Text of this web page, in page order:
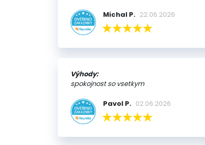
Michal P. 22.06.2026
Výhody:
spokojnost so vsetkym
Pavol P. 02.06.2026